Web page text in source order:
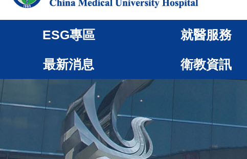
ESG專區 就醫服務
最新消息 衛教資訊